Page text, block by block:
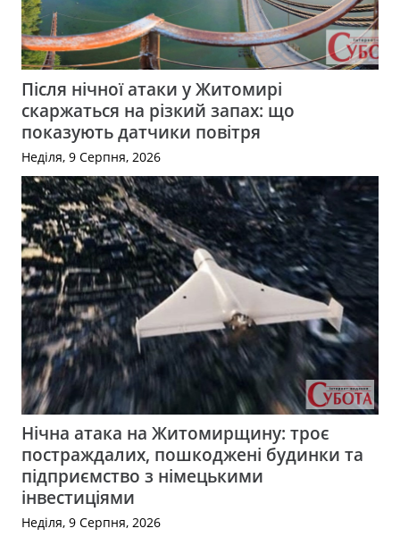
Після нічної атаки у Житомирі
скаржаться на різкий запах: що
показують датчики повітря
Неділя, 9 Серпня, 2026
Нічна атака на Житомирщину: троє
постраждалих, пошкоджені будинки та
підприємство з німецькими
інвестиціями
Неділя, 9 Серпня, 2026